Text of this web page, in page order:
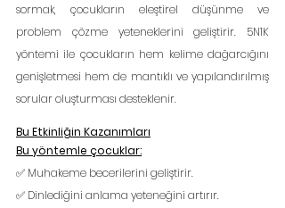
sormak, çocukların eleştirel düşünme ve
problem çözme yeteneklerini geliştirir. 5N1K
yöntemi ile çocukların hem kelime dağarcığını
genişletmesi hem de mantıklı ve yapılandırılmış
sorular oluşturması desteklenir.
Bu Etkinliğin Kazanımları
Bu yöntemle çocuklar:
✅ Muhakeme becerilerini geliştirir.
✅ Dinlediğini anlama yeteneğini artırır.